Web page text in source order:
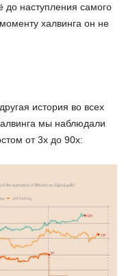
наступления самого
халвинга он не
история во всех
мы наблюдали
от 3x до 90x: